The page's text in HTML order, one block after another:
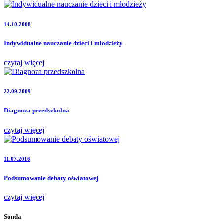
14.10.2008
Indywidualne nauczanie dzieci i młodzieży
czytaj więcej
22.09.2009
Diagnoza przedszkolna
czytaj więcej
11.07.2016
Podsumowanie debaty oświatowej
czytaj więcej
Sonda